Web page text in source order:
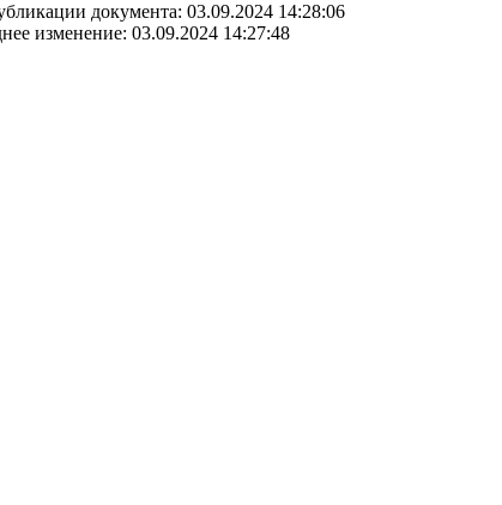
документа: 03.09.2024 14:28:06
изменение: 03.09.2024 14:27:48